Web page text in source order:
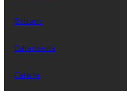
Bolzano
Caltanisetta
Catania